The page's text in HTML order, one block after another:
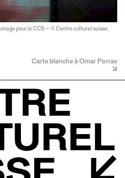
pour le CCS — © Centre culturel suisse.
Carte blanche à Omar Porras